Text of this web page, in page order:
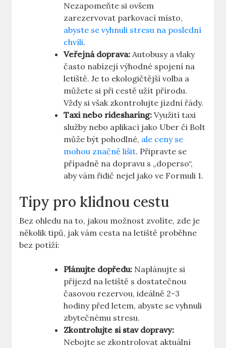
Nezapomeňte si ovšem
zarezervovat parkovací místo,
abyste se vyhnuli stresu na poslední
chvíli.
Veřejná doprava: Autobusy a vlaky
často nabízejí výhodné spojení na
letiště. Je to ekologičtější volba a
můžete si při cestě užít přírodu.
Vždy si však zkontrolujte jízdní řády.
Taxi nebo ridesharing: Využití taxi
služby nebo aplikací jako Uber či Bolt
může být pohodlné, ale ceny se
mohou značně lišit. Připravte se
případně na dopravu s „doperso“,
aby vám řidič nejel jako ve Formuli 1.
Tipy pro klidnou cestu
Bez ohledu na to, jakou možnost zvolíte, zde je
několik tipů, jak vám cesta na letiště proběhne
bez potíží:
Plánujte dopředu: Naplánujte si
příjezd na letiště s dostatečnou
časovou rezervou, ideálně 2-3
hodiny před letem, abyste se vyhnuli
zbytečnému stresu.
Zkontrolujte si stav dopravy:
Nebojte se zkontrolovat aktuální